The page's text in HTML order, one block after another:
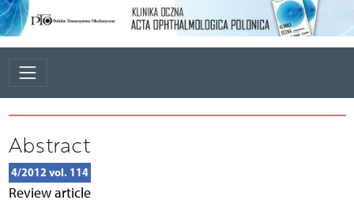
Abstract
4/2012 vol. 114
Review article